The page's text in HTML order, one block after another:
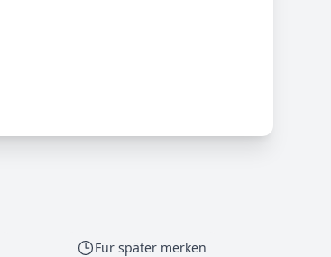
Für später merken